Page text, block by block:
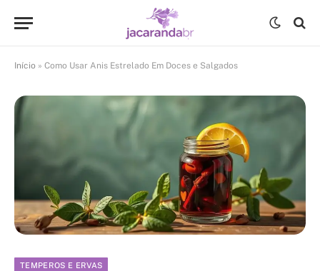
Início » Como Usar Anis Estrelado Em Doces e Salgados
TEMPEROS E ERVAS